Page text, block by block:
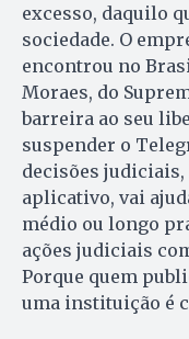
excesso, daquilo
sociedade. O
encontrou no
Moraes, do
barreira ao seu
suspender o
decisões
aplicativo, vai
médio ou longo
ações judiciais
Porque quem
uma instituição é